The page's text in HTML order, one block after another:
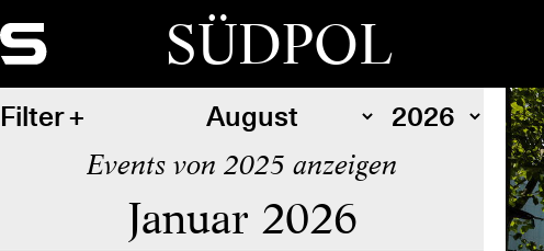
SÜDPOL
Filter
Events von 2025 anzeigen
Januar 2026